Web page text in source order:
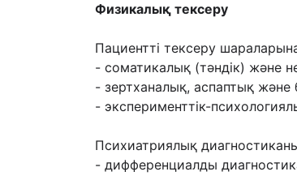
Физикалық тексеру
Пациентті тексеру
- соматикалық (тəндік) жəне
- зертханалық, аспаптық жəне
- эксперименттік-
Психиатриялық
- дифференциалды